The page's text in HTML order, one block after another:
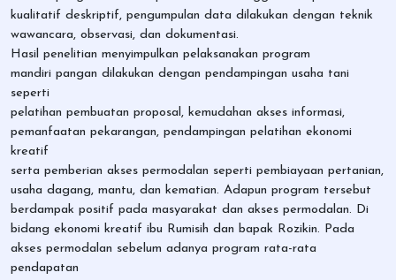
kualitatif deskriptif, pengumpulan data dilakukan dengan teknik
wawancara, observasi, dan dokumentasi.
Hasil penelitian menyimpulkan pelaksanakan program
mandiri pangan dilakukan dengan pendampingan usaha tani
seperti
pelatihan pembuatan proposal, kemudahan akses informasi,
pemanfaatan pekarangan, pendampingan pelatihan ekonomi
kreatif
serta pemberian akses permodalan seperti pembiayaan pertanian,
usaha dagang, mantu, dan kematian. Adapun program tersebut
berdampak positif pada masyarakat dan akses permodalan. Di
bidang ekonomi kreatif ibu Rumisih dan bapak Rozikin. Pada
akses permodalan sebelum adanya program rata-rata
pendapatan